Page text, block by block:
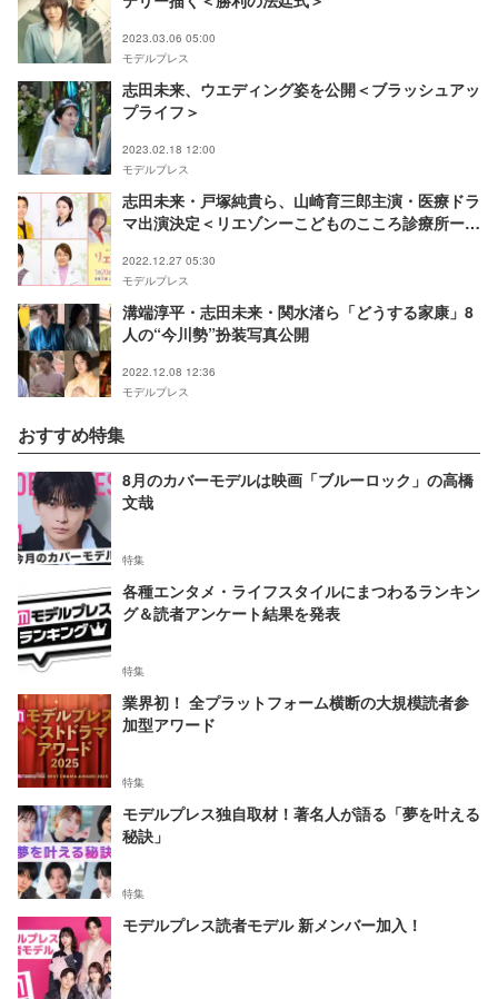
2023.03.06 05:00
モデルプレス
志田未来、ウエディング姿を公開＜ブラッシュアッ
プライフ＞
2023.02.18 12:00
モデルプレス
志田未来・戸塚純貴ら、山崎育三郎主演・医療ドラ
マ出演決定＜リエゾンーこどものこころ診療所ー／
2022.12.27 05:30
モデルプレス
溝端淳平・志田未来・関水渚ら「どうする家康」8
人の“今川勢”扮装写真公開
2022.12.08 12:36
モデルプレス
おすすめ特集
8月のカバーモデルは映画「ブルーロック」の高橋
文哉
特集
各種エンタメ・ライフスタイルにまつわるランキン
グ＆読者アンケート結果を発表
特集
業界初！ 全プラットフォーム横断の大規模読者参
加型アワード
特集
モデルプレス独自取材！著名人が語る「夢を叶える
秘訣」
特集
モデルプレス読者モデル 新メンバー加入！